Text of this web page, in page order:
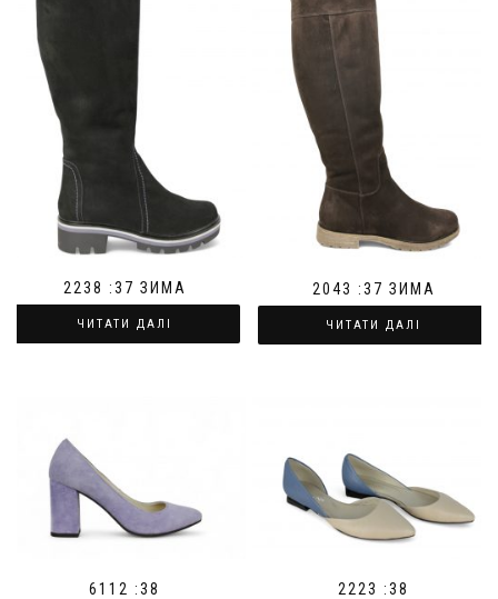
2238 :37 ЗИМА
ЧИТАТИ ДАЛІ
2043 :37 ЗИМА
ЧИТАТИ ДАЛІ
6112 :38 2223 :38